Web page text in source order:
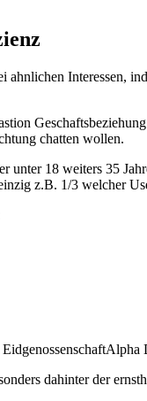
Interessen,
chatten wollen.
18 weiters 35
z.B. 1/3 welcher
dahinter der